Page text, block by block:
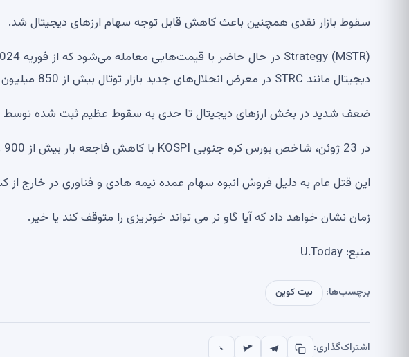
سقوط بازار نقدی همچنین باعث کاهش قابل توجه سهام ارزهای دیجیتال شد.
دیجیتال مانند STRC در معرض انحلال‌های جدید بازار توتال بیش از 850 میلیون دلار هستند.
ضعف شدید در بخش ارزهای دیجیتال تا حدی به سقوط عظیم ثبت شده توسط
در 23 ژوئن، شاخص بورس کره جنوبی KOSPI با کاهش فاجعه بار بیش از 900 واحد (تقریبا 10 درصد) مواجه شد.
این قتل عام به دلیل فروش انبوه سهام عمده نیمه هادی و فناوری در خارج از
زمان نشان خواهد داد که آیا گاو نر می تواند خونریزی را متوقف کند یا خیر.
منبع: U.Today
برچسب‌ها: بیت کوین
اشتراک‌گذاری: